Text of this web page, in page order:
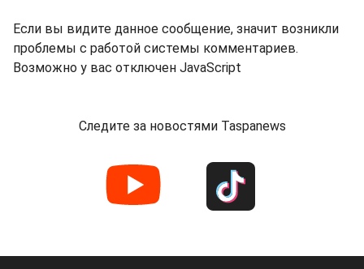
Если вы видите данное сообщение, значит возникли
проблемы с работой системы комментариев.
Возможно у вас отключен JavaScript
Следите за новостями Taspanews